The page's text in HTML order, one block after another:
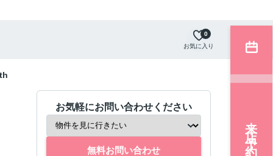
お気に入り
0
お気軽にお問い合わせください
無料お問い合わせ
来店予約